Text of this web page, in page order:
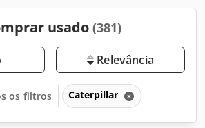
usado (381)
Relevância
os filtros Caterpillar